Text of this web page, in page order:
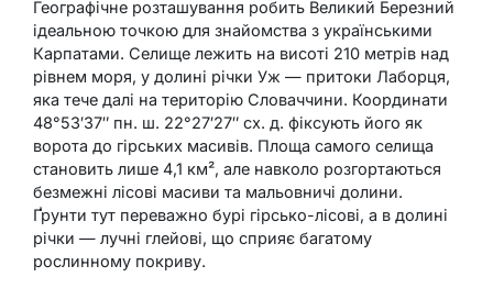
Географічне розташування робить Великий Березний
ідеальною точкою для знайомства з українськими
Карпатами. Селище лежить на висоті 210 метрів над
рівнем моря, у долині річки Уж — притоки Лаборця,
яка тече далі на територію Словаччини. Координати
48°53′37″ пн. ш. 22°27′27″ сх. д. фіксують його як
ворота до гірських масивів. Площа самого селища
становить лише 4,1 км², але навколо розгортаються
безмежні лісові масиви та мальовничі долини.
Ґрунти тут переважно бурі гірсько-лісові, а в долині
річки — лучні глейові, що сприяє багатому
рослинному покриву.